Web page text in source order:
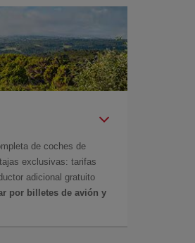
de coches de
exclusivas: tarifas
adicional gratuito
por billetes de avión y